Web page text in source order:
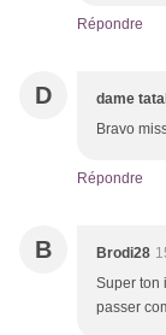
Répondre
D dame
Bravo
Répondre
B Brodi28
Super ton
passer